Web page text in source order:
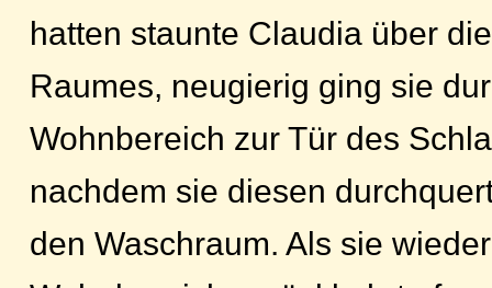
hatten staunte Claudia über
Raumes, neugierig ging sie
Wohnbereich zur Tür des
nachdem sie diesen
den Waschraum. Als sie